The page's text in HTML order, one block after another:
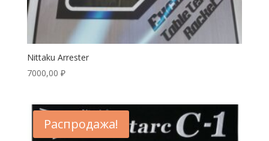
Nittaku Arrester
7000,00 ₽
Распродажа!